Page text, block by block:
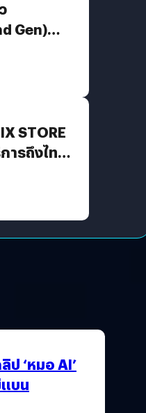
Gen)
STORE
ารถึงไทย
‘หมอ AI’
บน